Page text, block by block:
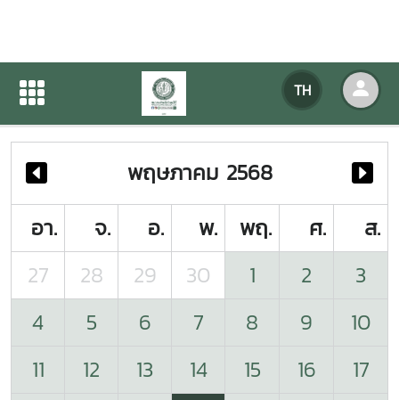
TH
ปฏิทินกิจกรรมของหน่วยงาน
ปฏิทินกิจกรรมของหน่วยงาน
พฤษภาคม 2568
อา.
จ. อ. พ. พฤ. ศ.
ส.
27
28 29 30 1 2
3
4
5 6 7 8 9
10
11
12 13 14 15 16
17